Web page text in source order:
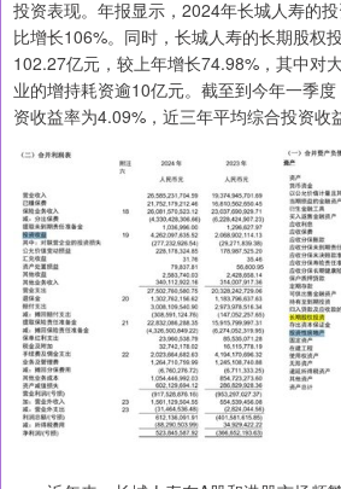
投资表现。年报显示，2024年长城人寿的
比增长106%。同时，长城人寿的长期股权
102.27亿元，较上年增长74.98%，其中对
业的增持耗资逾10亿元。截至到今年一季
资收益率为4.09%，近三年平均综合投资收